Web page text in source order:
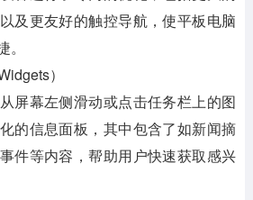
及更友好的触控导航，使平板电脑
）
屏幕左侧滑动或点击任务栏上的图
的信息面板，其中包含了如新闻摘
件等内容，帮助用户快速获取感兴